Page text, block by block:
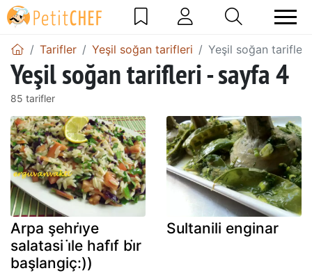
Tarifler Yeşil soğan tarifleri Yeşil soğan
Yeşil soğan tarifleri - sayfa 4
85 tarifler
Arpa şehri̇ye
salatasi i̇le hafi̇f bi̇r
başlangiç:))
Sultanili enginar